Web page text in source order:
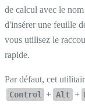
de calcul avec le
d'insérer une feuille
vous utilisez le
rapide.
Par défaut, cet
Control + Alt +